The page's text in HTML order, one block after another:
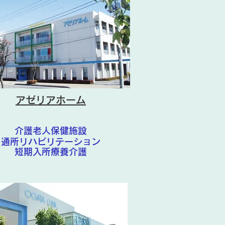
アゼリアホーム
介護老人保健施設
通所リハビリテーション
短期入所療養介護